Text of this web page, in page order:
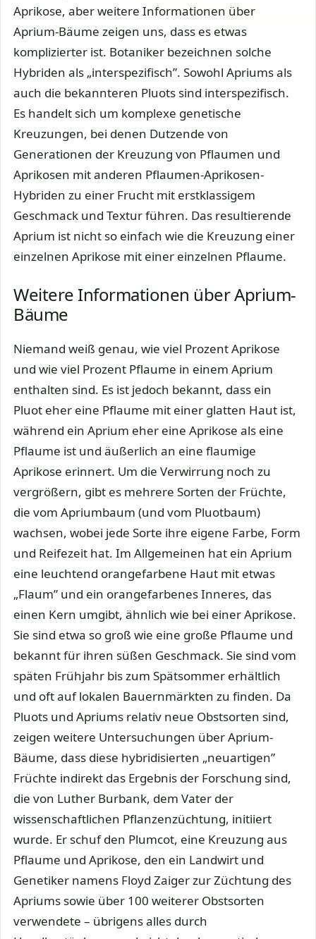
Aprikose, aber weitere Informationen über
Aprium-Bäume zeigen uns, dass es etwas
komplizierter ist. Botaniker bezeichnen solche
Hybriden als „interspezifisch”. Sowohl Apriums als
auch die bekannteren Pluots sind interspezifisch.
Es handelt sich um komplexe genetische
Kreuzungen, bei denen Dutzende von
Generationen der Kreuzung von Pflaumen und
Aprikosen mit anderen Pflaumen-Aprikosen-
Hybriden zu einer Frucht mit erstklassigem
Geschmack und Textur führen. Das resultierende
Aprium ist nicht so einfach wie die Kreuzung einer
einzelnen Aprikose mit einer einzelnen Pflaume.
Weitere Informationen über Aprium-
Bäume
Niemand weiß genau, wie viel Prozent Aprikose
und wie viel Prozent Pflaume in einem Aprium
enthalten sind. Es ist jedoch bekannt, dass ein
Pluot eher eine Pflaume mit einer glatten Haut ist,
während ein Aprium eher eine Aprikose als eine
Pflaume ist und äußerlich an eine flaumige
Aprikose erinnert. Um die Verwirrung noch zu
vergrößern, gibt es mehrere Sorten der Früchte,
die vom Apriumbaum (und vom Pluotbaum)
wachsen, wobei jede Sorte ihre eigene Farbe, Form
und Reifezeit hat. Im Allgemeinen hat ein Aprium
eine leuchtend orangefarbene Haut mit etwas
„Flaum” und ein orangefarbenes Inneres, das
einen Kern umgibt, ähnlich wie bei einer Aprikose.
Sie sind etwa so groß wie eine große Pflaume und
bekannt für ihren süßen Geschmack. Sie sind vom
späten Frühjahr bis zum Spätsommer erhältlich
und oft auf lokalen Bauernmärkten zu finden. Da
Pluots und Apriums relativ neue Obstsorten sind,
zeigen weitere Untersuchungen über Aprium-
Bäume, dass diese hybridisierten „neuartigen”
Früchte indirekt das Ergebnis der Forschung sind,
die von Luther Burbank, dem Vater der
wissenschaftlichen Pflanzenzüchtung, initiiert
wurde. Er schuf den Plumcot, eine Kreuzung aus
Pflaume und Aprikose, den ein Landwirt und
Genetiker namens Floyd Zaiger zur Züchtung des
Apriums sowie über 100 weiterer Obstsorten
verwendete – übrigens alles durch